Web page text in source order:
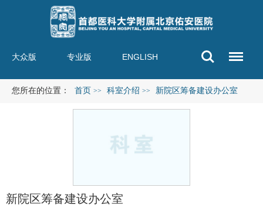
大众版 专业版 ENGLISH
您所在的位置： 首页 >> 科室介绍 >> 新院区筹备建设办公室
新院区筹备建设办公室